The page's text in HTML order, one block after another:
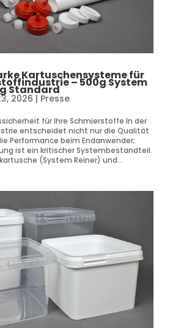
Kartuschensysteme für
– 500g System
Standard
2026 | Presse
für Ihre Schmierstoffe In der
entscheidet nicht nur die Qualität
Performance beim Endanwender;
ist ein kritischer Systembestandteil.
(System Reiner) und...